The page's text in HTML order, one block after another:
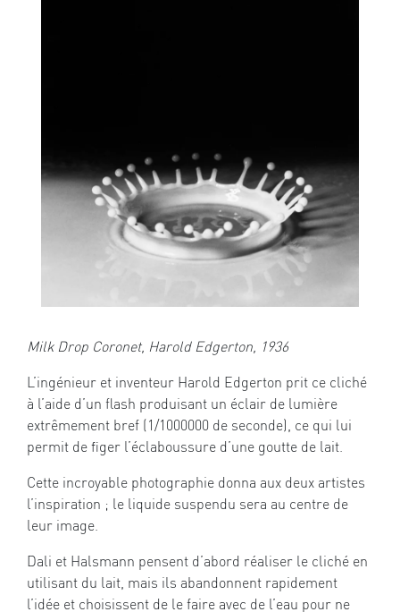
Milk Drop Coronet, Harold Edgerton, 1936
L’ingénieur et inventeur Harold Edgerton prit ce cliché
à l’aide d’un flash produisant un éclair de lumière
extrêmement bref (1/1000000 de seconde), ce qui lui
permit de figer l’éclaboussure d’une goutte de lait.
Cette incroyable photographie donna aux deux artistes
l’inspiration ; le liquide suspendu sera au centre de
leur image.
Dali et Halsmann pensent d’abord réaliser le cliché en
utilisant du lait, mais ils abandonnent rapidement
l’idée et choisissent de le faire avec de l’eau pour ne